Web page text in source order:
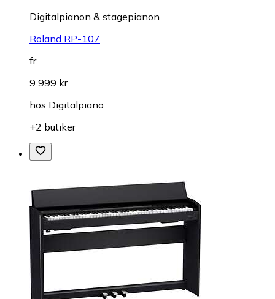
Digitalpianon & stagepianon
Roland RP-107
fr.
9 999 kr
hos Digitalpiano
+2 butiker